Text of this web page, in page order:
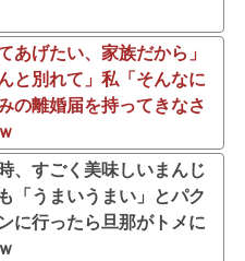
あげたい、家族だから」
と別れて」私「そんなに
の離婚届を持ってきなさ
、すごく美味しいまんじ
「うまいうまい」とパク
に行ったら旦那がトメに